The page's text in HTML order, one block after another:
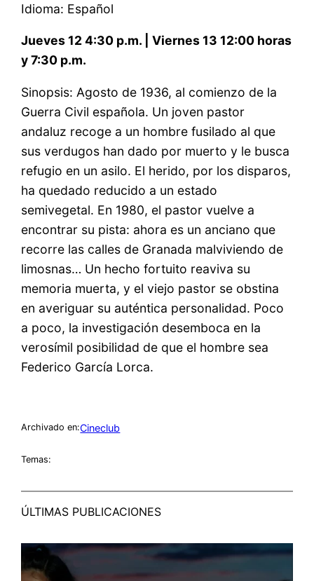
Idioma: Español
Jueves 12 4:30 p.m. | Viernes 13 12:00 horas
y 7:30 p.m.
Sinopsis: Agosto de 1936, al comienzo de la
Guerra Civil española. Un joven pastor
andaluz recoge a un hombre fusilado al que
sus verdugos han dado por muerto y le busca
refugio en un asilo. El herido, por los disparos,
ha quedado reducido a un estado
semivegetal. En 1980, el pastor vuelve a
encontrar su pista: ahora es un anciano que
recorre las calles de Granada malviviendo de
limosnas… Un hecho fortuito reaviva su
memoria muerta, y el viejo pastor se obstina
en averiguar su auténtica personalidad. Poco
a poco, la investigación desemboca en la
verosímil posibilidad de que el hombre sea
Federico García Lorca.
Archivado en:Cineclub
Temas:
ÚLTIMAS PUBLICACIONES